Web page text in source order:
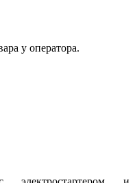
у оператора.